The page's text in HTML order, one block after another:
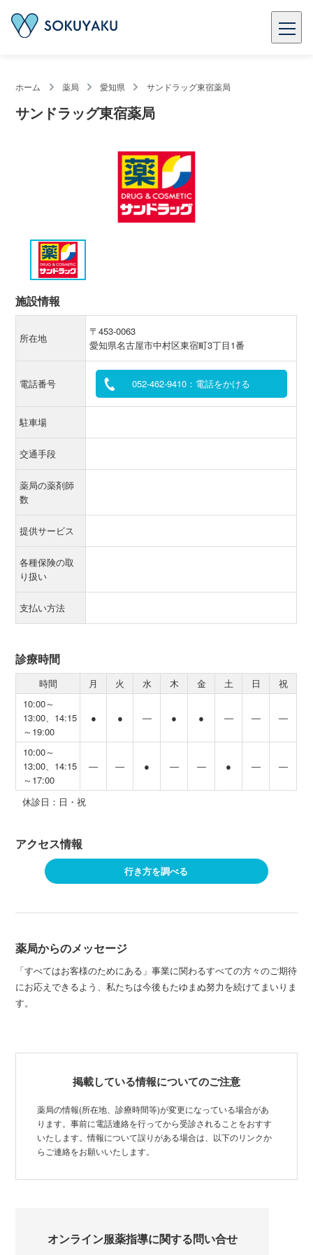
ホーム 薬局 愛知県 サンドラッグ東宿薬局
サンドラッグ東宿薬局
施設情報
所在地
〒453-0063
愛知県名古屋市中村区東宿町3丁目1番
電話番号 052-462-9410：電話をかける
駐車場
交通手段
薬局の薬剤師
数
提供サービス
各種保険の取
り扱い
支払い方法
診療時間
時間 月 火 水 木 金 土 日
祝
10:00～
13:00、14:15
～19:00
● ● ― ● ● ― ― ―
10:00～
13:00、14:15
～17:00
― ― ● ― ― ● ― ―
休診日：日・祝
アクセス情報
行き方を調べる
薬局からのメッセージ
「すべてはお客様のためにある」事業に関わるすべての方々のご期待
にお応えできるよう、私たちは今後もたゆまぬ努力を続けてまいりま
す。
掲載している情報についてのご注意
薬局の情報(所在地、診療時間等)が変更になっている場合があ
ります。事前に電話連絡を行ってから受診されることをおすす
いたします。情報について誤りがある場合は、以下のリンクか
らご連絡をお願いいたします。
オンライン服薬指導に関する問い合せ